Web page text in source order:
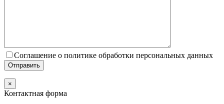
Соглашение о политике обработки персональных данных
×
Контактная форма